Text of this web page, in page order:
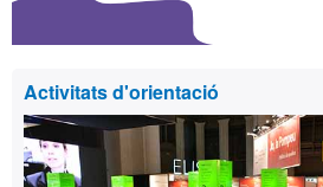
Activitats d'orientació